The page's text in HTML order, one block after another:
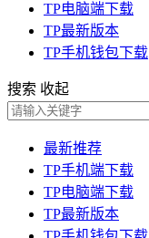
TP电脑端下载
TP最新版本
TP手机钱包下载
搜索 收起
最新推荐
TP手机端下载
TP电脑端下载
TP最新版本